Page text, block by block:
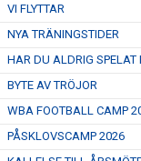
VI FLYTTAR
NYA TRÄNINGSTIDER
HAR DU ALDRIG SPELAT
BYTE AV TRÖJOR
WBA FOOTBALL CAMP
PÅSKLOVSCAMP 2026